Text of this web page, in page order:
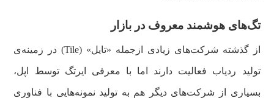
تگ‌های هوشمند معروف در بازار
از گذشته شرکت‌های زیادی ازجمله «تایل» (Tile) در زمینه‌ی
تولید ردیاب فعالیت دارند اما با معرفی ایرتگ توسط اپل،
بسیاری از شرکت‌های دیگر هم به تولید نمونه‌هایی با فناوری